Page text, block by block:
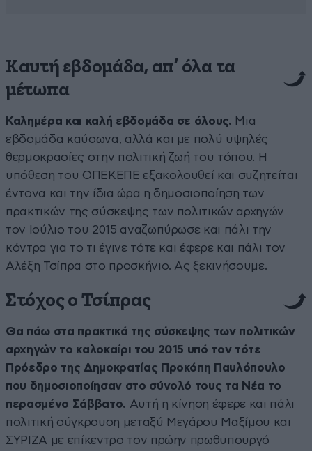
Καυτή εβδομάδα, απ’ όλα τα
μέτωπα
Καλημέρα και καλή εβδομάδα σε όλους. Μια
εβδομάδα καύσωνα, αλλά και με πολύ υψηλές
θερμοκρασίες στην πολιτική ζωή του τόπου. Η
υπόθεση του ΟΠΕΚΕΠΕ εξακολουθεί και συζητείται
έντονα και την ίδια ώρα η δημοσιοποίηση των
πρακτικών της σύσκεψης των πολιτικών αρχηγών
τον Ιούλιο του 2015 αναζωπύρωσε και πάλι την
κόντρα για το τι έγινε τότε και έφερε και πάλι τον
Αλέξη Τσίπρα στο προσκήνιο. Ας ξεκινήσουμε.
Στόχος ο Τσίπρας
Θα πάω στα πρακτικά της σύσκεψης των πολιτικών
αρχηγών το καλοκαίρι του 2015 υπό τον τότε
Πρόεδρο της Δημοκρατίας Προκόπη Παυλόπουλο
που δημοσιοποίησαν στο σύνολό τους τα Νέα το
περασμένο Σάββατο. Αυτή η κίνηση έφερε και πάλι
πολιτική σύγκρουση μεταξύ Μεγάρου Μαξίμου και
ΣΥΡΙΖΑ με επίκεντρο τον πρώην πρωθυπουργό